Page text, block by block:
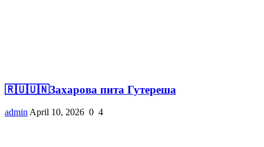
🇷🇺🇺🇳Захарова пита Гутереша
admin April 10, 2026 0 4